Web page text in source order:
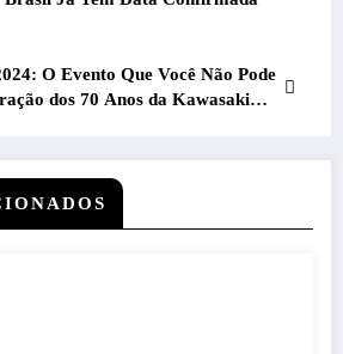
O Evento Que Você Não Pode
dos 70 Anos da Kawasaki